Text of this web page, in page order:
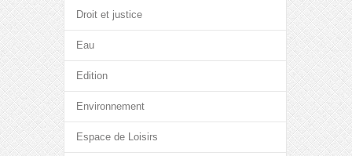
Droit et justice
Eau
Edition
Environnement
Espace de Loisirs